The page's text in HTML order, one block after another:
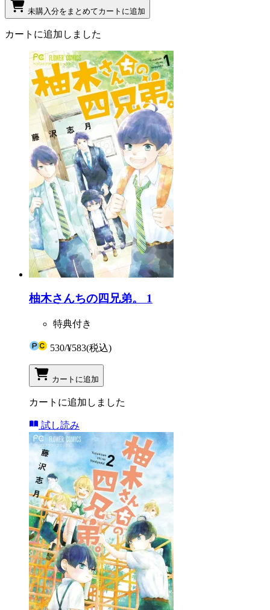
未購入分をまとめてカートに追加
カートに追加しました
柚木さんちの四兄弟。 1
特典付き
530/¥583(税込)
カートに追加
カートに追加しました
試し読み